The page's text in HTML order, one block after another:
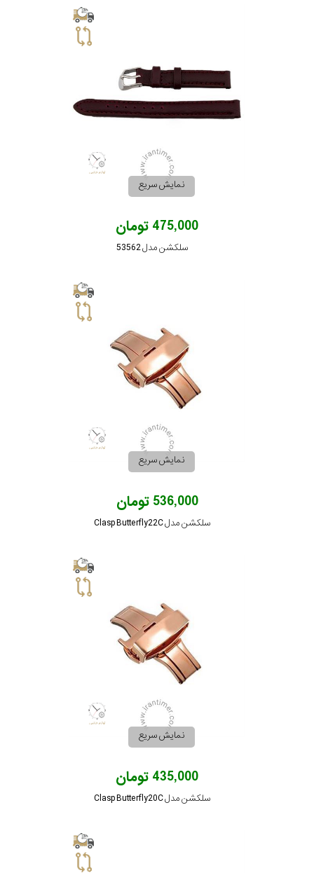
نمایش سریع
475,000 تومان
سلکشن مدل 53562
نمایش سریع
536,000 تومان
سلکشن مدل Clasp Butterfly22C
نمایش سریع
435,000 تومان
سلکشن مدل Clasp Butterfly20C